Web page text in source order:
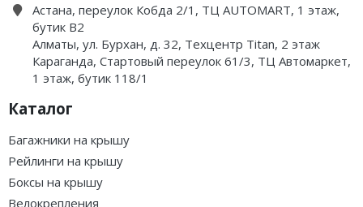
Астана, переулок Кобда 2/1, ТЦ AUTOMART, 1 этаж,
бутик B2
Алматы, ул. Бурхан, д. 32, Техцентр Titan, 2 этаж
Караганда, Стартовый переулок 61/3, ТЦ Автомаркет,
1 этаж, бутик 118/1
Каталог
Багажники на крышу
Рейлинги на крышу
Боксы на крышу
Велокрепления